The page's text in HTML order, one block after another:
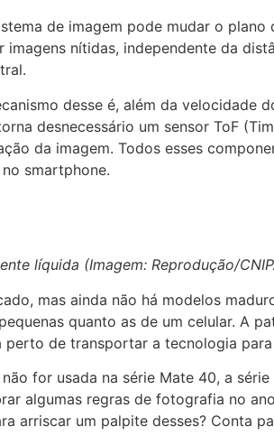
de imagem pode mudar o plano
imagens nítidas, independente da
desse é, além da velocidade
desnecessário um sensor ToF
da imagem. Todos esses
smartphone.
líquida (Imagem: Reprodução/
mas ainda não há modelos
quanto as de um celular. A
perto de transportar a tecnologia
for usada na série Mate 40, a
algumas regras de fotografia no
arriscar um palpite desses? Conta